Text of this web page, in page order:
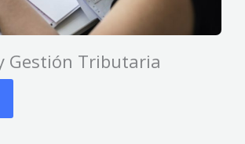
Gestión Tributaria